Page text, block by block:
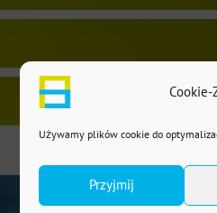
Używamy plików cookie do
Przyjmij